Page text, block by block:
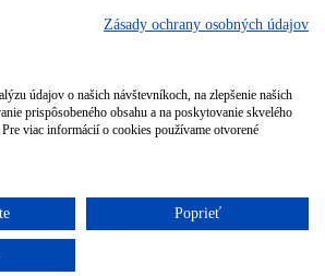
a partnerská numerológia
– kľúč života
Zásady ochrany osobných údajov
údajov o našich návštevníkoch, na zlepšenie našich
prispôsobeného obsahu a na poskytovanie skvelého
viac informácií o cookies používame otvorené
Poprieť